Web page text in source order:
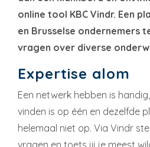
online tool KBC Vindr. Een
en Brusselse ondernemers
vragen over diverse
Expertise alom
Een netwerk hebben is
vinden is op één en dezelfde
helemaal niet op. Via Vindr
vragen en toets jij je meest